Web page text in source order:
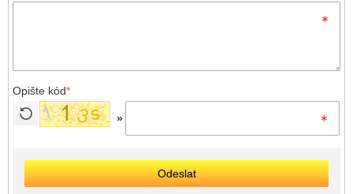
Opište kód*
»
Odeslat